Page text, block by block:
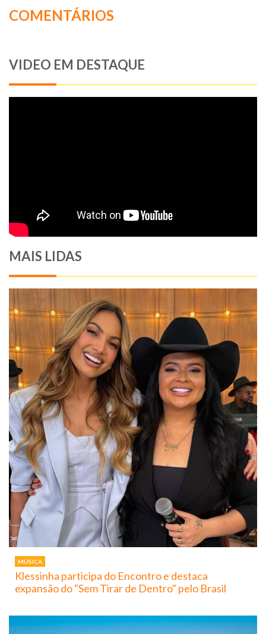
COMENTÁRIOS
VIDEO EM DESTAQUE
MAIS LIDAS
MÚSICA
Klessinha participa do Encontro e destaca
expansão do "Sem Tirar de Dentro" pelo Brasil